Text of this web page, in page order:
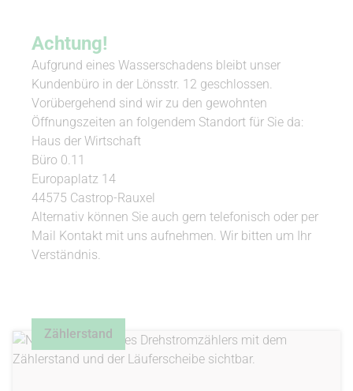
Achtung!
Aufgrund eines Wasserschadens bleibt unser
Kundenbüro in der Lönsstr. 12 geschlossen.
Vorübergehend sind wir zu den gewohnten
Öffnungszeiten an folgendem Standort für Sie da:
Haus der Wirtschaft
Büro 0.11
Europaplatz 14
44575 Castrop-Rauxel
Alternativ können Sie auch gern telefonisch oder per
Mail Kontakt mit uns aufnehmen. Wir bitten um Ihr
Verständnis.
Zählerstand